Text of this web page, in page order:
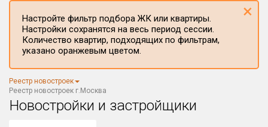
г.Москва
Район в регионе
Настройте фильтр подбора ЖК или квартиры.
Настройки сохранятся на весь период сессии.
Количество квартир, подходящих по фильтрам,
указано оранжевым цветом.
×
Реестр новостроек
Реестр новостроек г.Москва
Новостройки и застройщики